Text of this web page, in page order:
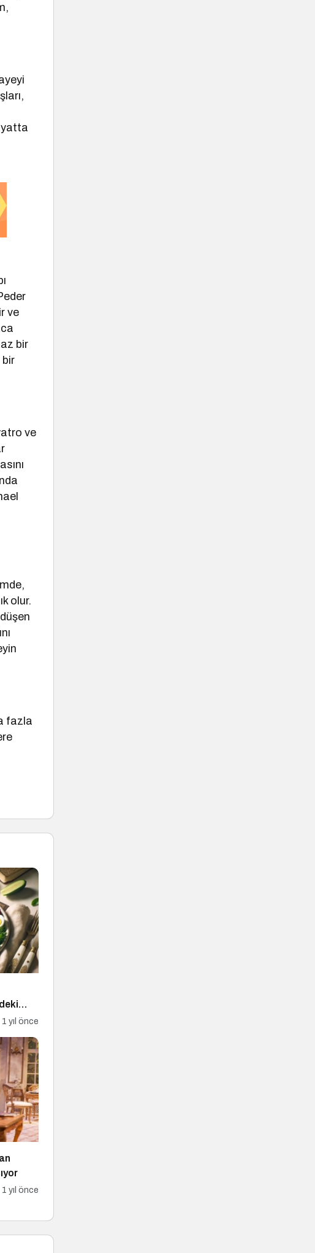
ve
bir
bir
ve
olur.
fazla
1 yıl önce
1 yıl önce